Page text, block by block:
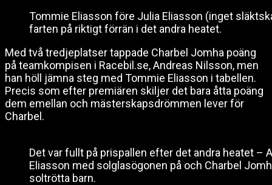
Tommie Eliasson före Julia Eliasson (inget
farten på riktigt förrän i det andra heatet.
Med två tredjeplatser tappade Charbel Jomha poäng
på teamkompisen i Racebil.se, Andreas Nilsson, men
han höll jämna steg med Tommie Eliasson i tabellen.
Precis som efter premiären skiljer det bara åtta poäng
dem emellan och mästerskapsdrömmen lever för
Charbel.
Det var fullt på prispallen efter det andra heatet –
Eliasson med solglasögonen på och Charbel
soltrötta barn.